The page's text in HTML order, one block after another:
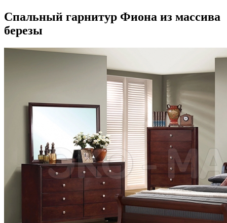
Спальный гарнитур Фиона из массива
березы